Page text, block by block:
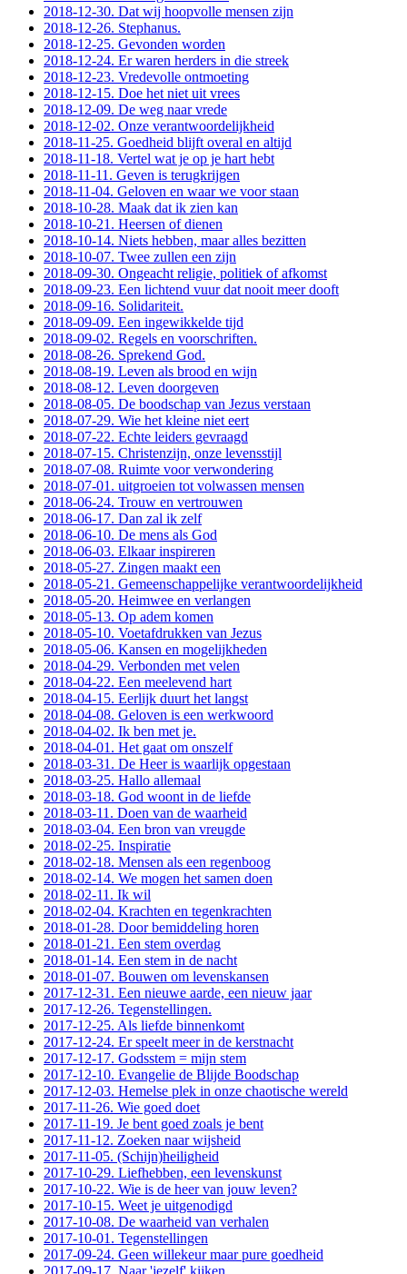
2018-12-30. Dat wij hoopvolle mensen zijn
2018-12-26. Stephanus.
2018-12-25. Gevonden worden
2018-12-24. Er waren herders in die streek
2018-12-23. Vredevolle ontmoeting
2018-12-15. Doe het niet uit vrees
2018-12-09. De weg naar vrede
2018-12-02. Onze verantwoordelijkheid
2018-11-25. Goedheid blijft overal en altijd
2018-11-18. Vertel wat je op je hart hebt
2018-11-11. Geven is terugkrijgen
2018-11-04. Geloven en waar we voor staan
2018-10-28. Maak dat ik zien kan
2018-10-21. Heersen of dienen
2018-10-14. Niets hebben, maar alles bezitten
2018-10-07. Twee zullen een zijn
2018-09-30. Ongeacht religie, politiek of afkomst
2018-09-23. Een lichtend vuur dat nooit meer dooft
2018-09-16. Solidariteit.
2018-09-09. Een ingewikkelde tijd
2018-09-02. Regels en voorschriften.
2018-08-26. Sprekend God.
2018-08-19. Leven als brood en wijn
2018-08-12. Leven doorgeven
2018-08-05. De boodschap van Jezus verstaan
2018-07-29. Wie het kleine niet eert
2018-07-22. Echte leiders gevraagd
2018-07-15. Christenzijn, onze levensstijl
2018-07-08. Ruimte voor verwondering
2018-07-01. uitgroeien tot volwassen mensen
2018-06-24. Trouw en vertrouwen
2018-06-17. Dan zal ik zelf
2018-06-10. De mens als God
2018-06-03. Elkaar inspireren
2018-05-27. Zingen maakt een
2018-05-21. Gemeenschappelijke verantwoordelijkheid
2018-05-20. Heimwee en verlangen
2018-05-13. Op adem komen
2018-05-10. Voetafdrukken van Jezus
2018-05-06. Kansen en mogelijkheden
2018-04-29. Verbonden met velen
2018-04-22. Een meelevend hart
2018-04-15. Eerlijk duurt het langst
2018-04-08. Geloven is een werkwoord
2018-04-02. Ik ben met je.
2018-04-01. Het gaat om onszelf
2018-03-31. De Heer is waarlijk opgestaan
2018-03-25. Hallo allemaal
2018-03-18. God woont in de liefde
2018-03-11. Doen van de waarheid
2018-03-04. Een bron van vreugde
2018-02-25. Inspiratie
2018-02-18. Mensen als een regenboog
2018-02-14. We mogen het samen doen
2018-02-11. Ik wil
2018-02-04. Krachten en tegenkrachten
2018-01-28. Door bemiddeling horen
2018-01-21. Een stem overdag
2018-01-14. Een stem in de nacht
2018-01-07. Bouwen om levenskansen
2017-12-31. Een nieuwe aarde, een nieuw jaar
2017-12-26. Tegenstellingen.
2017-12-25. Als liefde binnenkomt
2017-12-24. Er speelt meer in de kerstnacht
2017-12-17. Godsstem = mijn stem
2017-12-10. Evangelie de Blijde Boodschap
2017-12-03. Hemelse plek in onze chaotische wereld
2017-11-26. Wie goed doet
2017-11-19. Je bent goed zoals je bent
2017-11-12. Zoeken naar wijsheid
2017-11-05. (Schijn)heiligheid
2017-10-29. Liefhebben, een levenskunst
2017-10-22. Wie is de heer van jouw leven?
2017-10-15. Weet je uitgenodigd
2017-10-08. De waarheid van verhalen
2017-10-01. Tegenstellingen
2017-09-24. Geen willekeur maar pure goedheid
2017-09-17. Naar 'jezelf' kijken